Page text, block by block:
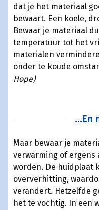
dat je het materiaal
bewaart. Een koele,
Bewaar je materiaal
temperatuur tot het
materialen
onder te koude
Hope)
...En
Maar bewaar je
verwarming of ergens
worden. De huidplaat
oververhitting,
verandert. Hetzelfde
het te vochtig. In een